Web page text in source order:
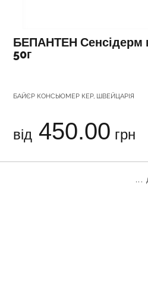
БЕПАНТЕН Сенсідерм
50г
БАЙЄР КОНСЬЮМЕР КЕР, ШВЕЙЦАРІЯ
від 450.00 грн
...